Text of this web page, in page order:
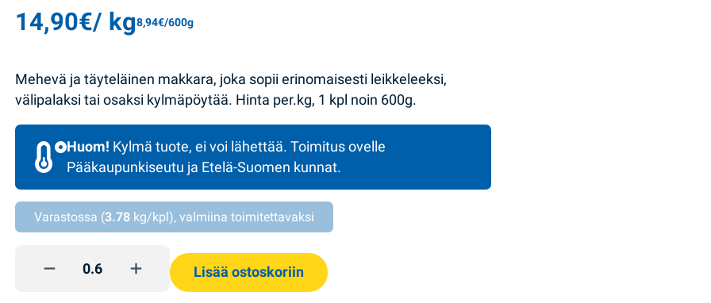
14,90€/ kg8,94€/600g
Mehevä ja täyteläinen makkara, joka sopii erinomaisesti leikkeleeksi,
välipalaksi tai osaksi kylmäpöytää. Hinta per.kg, 1 kpl noin 600g.
Huom! Kylmä tuote, ei voi lähettää. Toimitus ovelle
Pääkaupunkiseutu ja Etelä-Suomen kunnat.
Varastossa (3.78 kg/kpl), valmiina toimitettavaksi
Likarska makkara 1kg SMK quantity
Lisää ostoskoriin